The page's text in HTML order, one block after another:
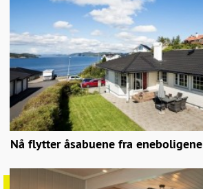
Nå flytter åsabuene fra eneboligene